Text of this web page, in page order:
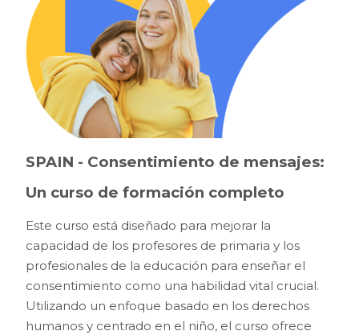
SPAIN - Consentimiento de mensajes:
Un curso de formación completo
Este curso está diseñado para mejorar la
capacidad de los profesores de primaria y los
profesionales de la educación para enseñar el
consentimiento como una habilidad vital crucial.
Utilizando un enfoque basado en los derechos
humanos y centrado en el niño, el curso ofrece